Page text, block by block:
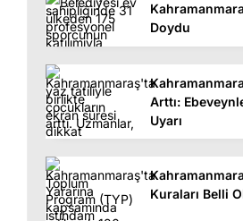
Doydu
Arttı:
Uyarı
Kuraları Belli